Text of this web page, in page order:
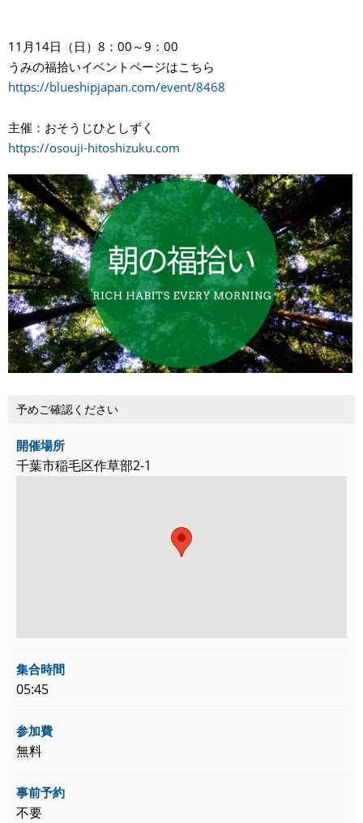
11月14日（日）8：00～9：00
うみの福拾いイベントページはこちら
https://blueshipjapan.com/event/8468
主催：おそうじひとしずく
https://osouji-hitoshizuku.com
予めご確認ください
開催場所
千葉市稲毛区作草部2-1
集合時間
05:45
参加費
無料
事前予約
不要